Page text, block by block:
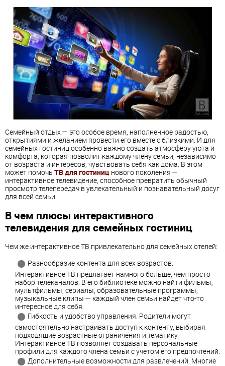
Семейный отдых — это особое время, наполненное радостью,
открытиями и желанием провести его вместе с близкими. И для
семейных гостиниц особенно важно создать атмосферу уюта и
комфорта, которая позволит каждому члену семьи, независимо
от возраста и интересов, чувствовать себя как дома. В этом
может помочь ТВ для гостиниц нового поколения —
интерактивное телевидение, способное превратить обычный
просмотр телепередач в увлекательный и познавательный досуг
для всей семьи.
В чем плюсы интерактивного
телевидения для семейных гостиниц
Чем же интерактивное ТВ привлекательно для семейных отелей:
Разнообразие контента для всех возрастов.
Интерактивное ТВ предлагает намного больше, чем просто
набор телеканалов. В его библиотеке можно найти фильмы,
мультфильмы, сериалы, образовательные программы,
музыкальные клипы — каждый член семьи найдет что-то
интересное для себя.
Гибкость и удобство управления. Родители могут
самостоятельно настраивать доступ к контенту, выбирая
подходящие возрастные ограничения и тематику.
Интерактивное ТВ позволяет создавать персональные
профили для каждого члена семьи с учетом его предпочтений.
Дополнительные возможности для развлечений. Многие